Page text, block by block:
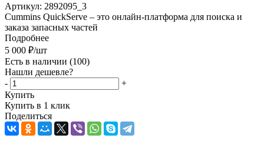
Артикул: 2892095_3
Cummins QuickServe – это онлайн-платформа для поиска и
заказа запасных частей
Подробнее
5 000 ₽/шт
Есть в наличии (100)
Нашли дешевле?
-
+
Купить
Купить в 1 клик
Поделиться